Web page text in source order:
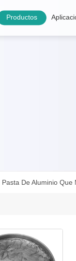
Productos
Pasta De Aluminio Que